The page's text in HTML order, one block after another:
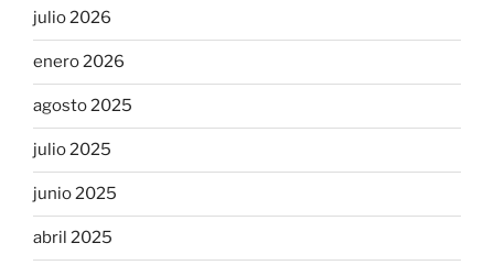
julio 2026
enero 2026
agosto 2025
julio 2025
junio 2025
abril 2025